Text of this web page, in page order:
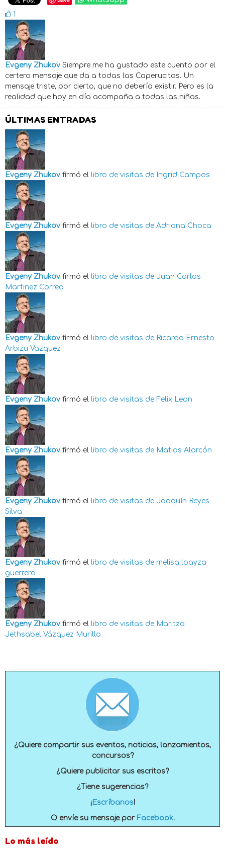
1
Evgeny Zhukov Siempre me ha gustado este cuento por el
certero mensaje que da a todas las Caperucitas. Un
mensaje triste, por cierto, que no debería existir. Pero es la
realidad que hoy en día acompaña a todas las niñas.
ÚLTIMAS ENTRADAS
Evgeny Zhukov firmó el libro de visitas de Ingrid Campos
Evgeny Zhukov firmó el libro de visitas de Adriana Choca
Evgeny Zhukov firmó el libro de visitas de Juan Carlos
Martinez Correa
Evgeny Zhukov firmó el libro de visitas de Ricardo Ernesto
Arbizu Vazquez
Evgeny Zhukov firmó el libro de visitas de Felix Leon
Evgeny Zhukov firmó el libro de visitas de Matias Alarcón
Evgeny Zhukov firmó el libro de visitas de Joaquín Reyes
Silva
Evgeny Zhukov firmó el libro de visitas de melisa loayza
guerrero
Evgeny Zhukov firmó el libro de visitas de Maritza
Jethsabel Vázquez Murillo
¿Quiere compartir sus eventos, noticias, lanzamientos,
concursos?
¿Quiere publicitar sus escritos?
¿Tiene sugerencias?
¡ Escríbanos!
O envíe su mensaje por Facebook.
Lo más leído